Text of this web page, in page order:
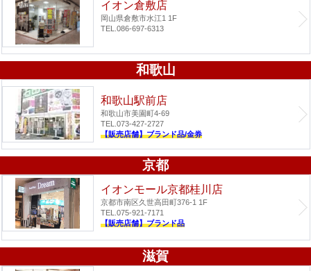
イオン倉敷店
岡山県倉敷市水江1 1F
TEL.086-697-6313
和歌山
和歌山駅前店
和歌山市美園町4-69
TEL.073-427-2727
【販売店舗】ブランド品/金券
京都
イオンモール京都桂川店
京都市南区久世高田町376-1 1F
TEL.075-921-7171
【販売店舗】ブランド品
滋賀